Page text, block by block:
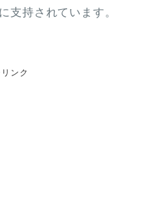
支持されています。
ンク